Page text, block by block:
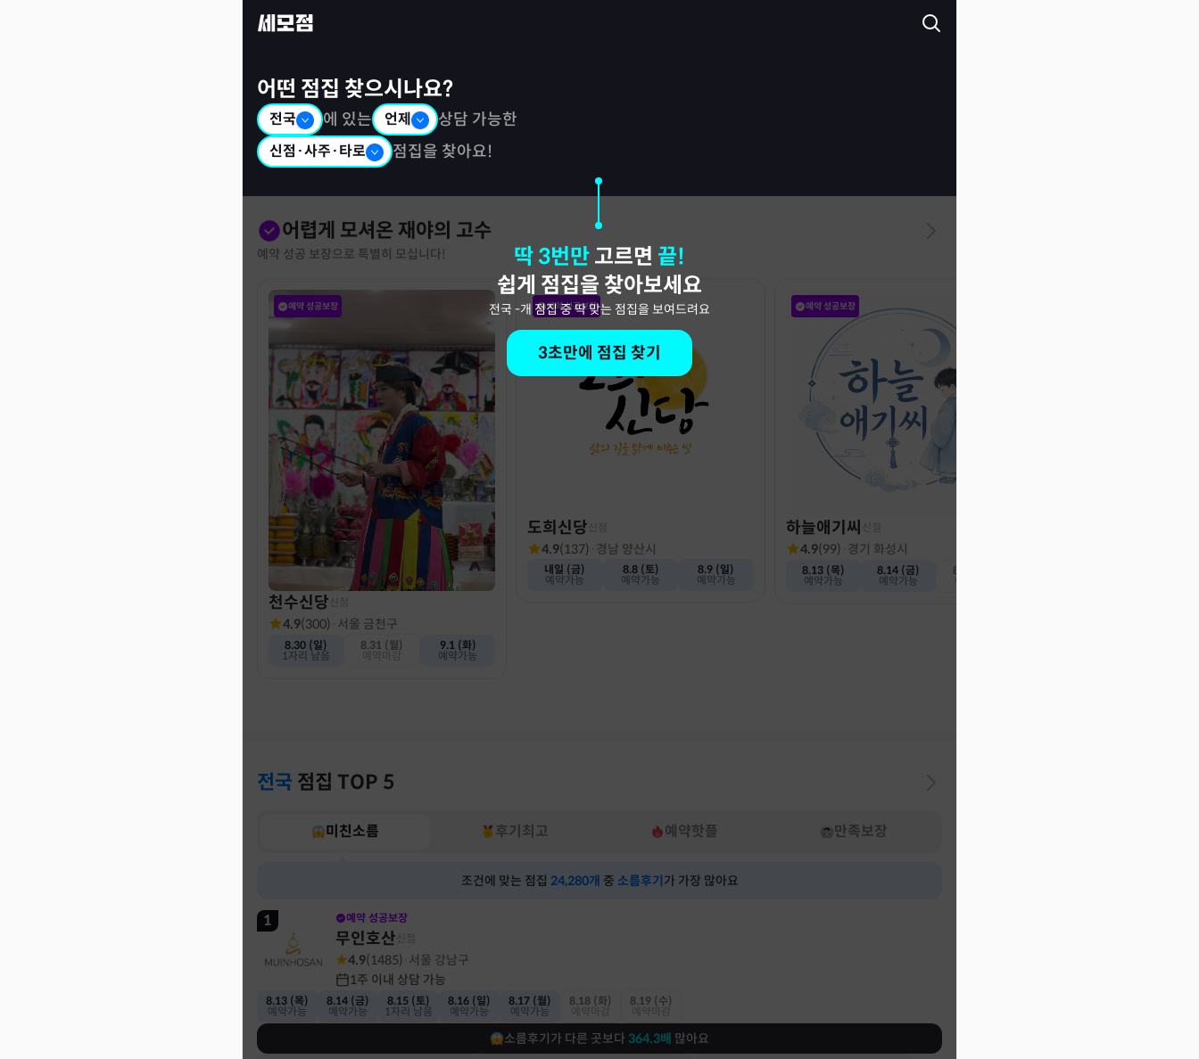
어떤 점집 찾으시나요?
전국 에 있는 언제 상담 가능한
신점·사주·타로 점집을 찾아요!
딱 3번만 고르면 끝!
쉽게 점집을 찾아보세요
전국 -개 점집 중 딱 맞는 점집을 보여드려요
3초만에 점집 찾기
어렵게 모셔온 재야의 고수
예약 성공 보장으로 특별히 모십니다!
예약 성공보장
천수신당
4.9(300) · 서울 금천구
8.30 (일)
1자리 남음
8.31 (월)
9.1 (화)
예약가능
예약 성공보장
도희신당
4.9(137) · 경남 양산시
내일 (금)
예약가능
8.8 (토)
예약가능
8.9 (일)
예약가능
예약 성공보장
하늘애기씨
4.9(99) · 경기 화성시
8.13 (목)
예약가능
8.14 (금)
예약가능
8.15 (토)
전국 점집 TOP 5
미친소름 후기최고 예약핫플 만족보장
조건에 맞는 점집 24,280개 중 소름후기 가 가장 많아요
1 예약 성공보장
무인호산
4.9(1485) 서울 강남구
1주 이내 상담 가능
8.13 (목)
예약가능
8.14 (금)
예약가능
8.15 (토)
1자리 남음
8.16 (일)
예약가능
8.17 (월)
예약가능
8.18 (화)
8.19 (수)
소름후기가 다른 곳보다 364.3배 많아요